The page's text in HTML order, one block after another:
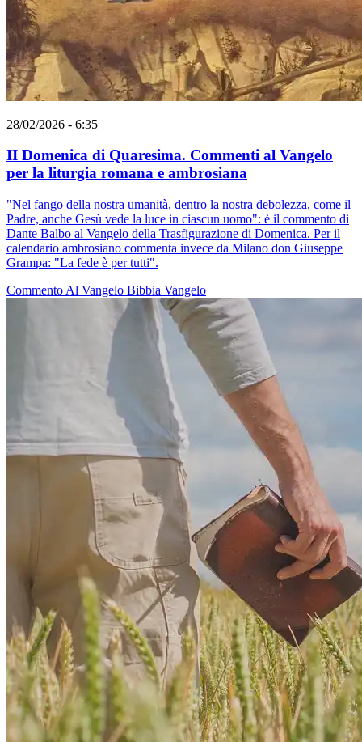
28/02/2026 - 6:35
II Domenica di Quaresima. Commenti al Vangelo
per la liturgia romana e ambrosiana
"Nel fango della nostra umanità, dentro la nostra debolezza, come il
Padre, anche Gesù vede la luce in ciascun uomo": è il commento di
Dante Balbo al Vangelo della Trasfigurazione di Domenica. Per il
calendario ambrosiano commenta invece da Milano don Giuseppe
Grampa: "La fede è per tutti".
Commento Al Vangelo Bibbia Vangelo